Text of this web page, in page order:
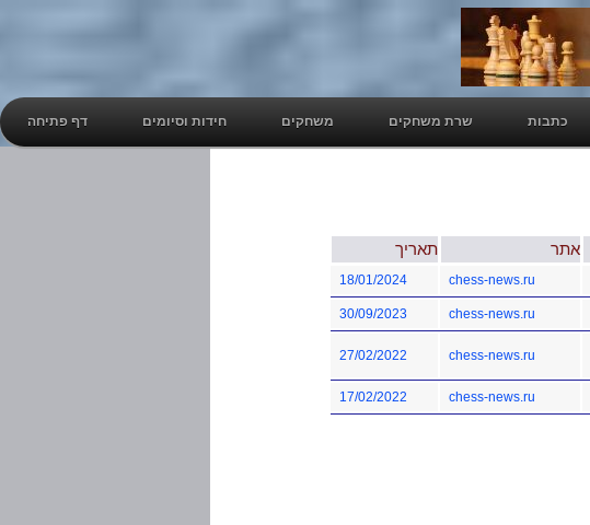
דף פתיחה חידות וסיומים משחקים שרת משחקים כתבות
תאריך אתר
18/01/2024 chess-news.ru
30/09/2023 chess-news.ru
27/02/2022 chess-news.ru
17/02/2022
chess-news.ru